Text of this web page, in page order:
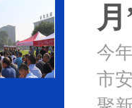
今
市